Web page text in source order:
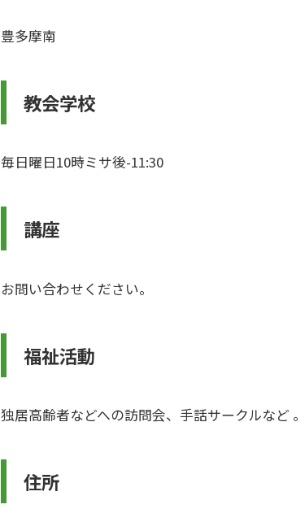
豊多摩南
教会学校
毎日曜日10時ミサ後-11:30
講座
お問い合わせください。
福祉活動
独居高齢者などへの訪問会、手話サークルなど 。
住所